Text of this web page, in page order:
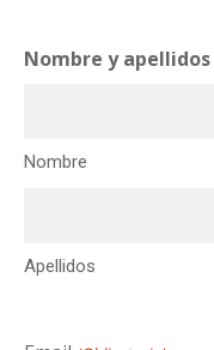
Nombre y apellidos
Nombre
Apellidos